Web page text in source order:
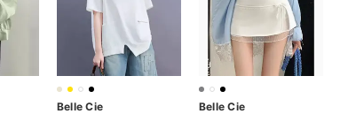
Belle Cie Belle Cie